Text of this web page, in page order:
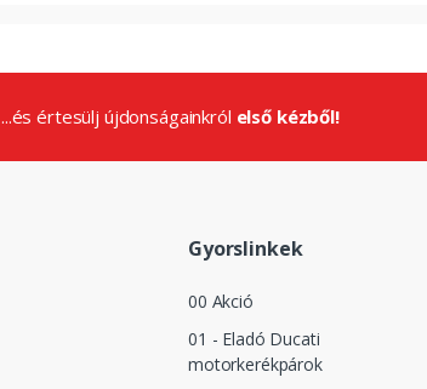
...és értesülj újdonságainkról első kézből!
Gyorslinkek
00 Akció
01 - Eladó Ducati
motorkerékpárok